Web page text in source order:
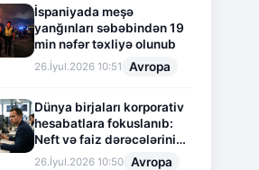
İspaniyada meşə
yanğınları səbəbindən 19
min nəfər təxliyə olunub
26.İyul.2026 10:51 Avropa
Dünya birjaları korporativ
hesabatlara fokuslanıb:
Neft və faiz dərəcələrinin
təsiri altında cari vəziyyət
26.İyul.2026 10:50 Avropa